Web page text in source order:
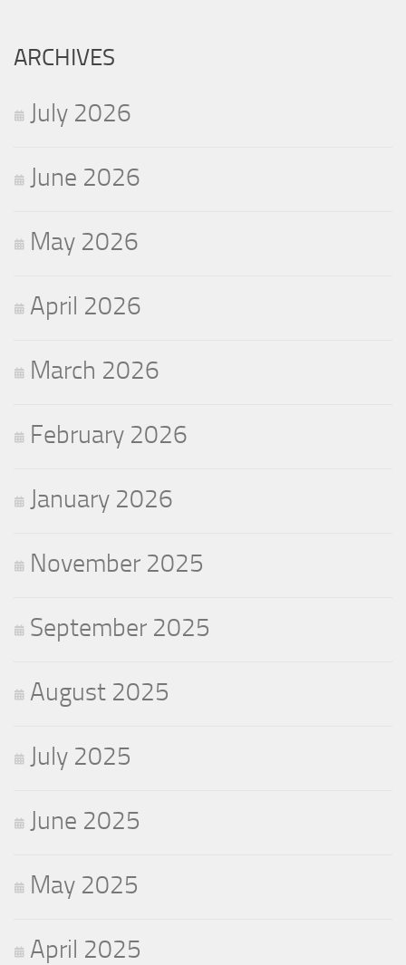
ARCHIVES
July 2026
June 2026
May 2026
April 2026
March 2026
February 2026
January 2026
November 2025
September 2025
August 2025
July 2025
June 2025
May 2025
April 2025